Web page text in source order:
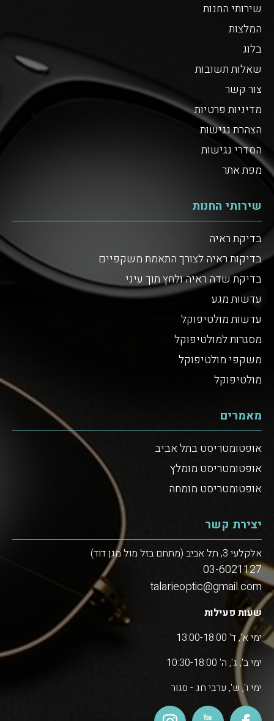
שירותי החנות
המלצות
בלוג
שאלות תשובות
צור קשר
מדיניות פרטיות
הצהרת נגישות
הסדרי נגישות
מפת אתר
שירותי החנות
בדיקת ראיה
בדיקות ראיה לצורך התאמת משקפיים
בדיקת שדה ראיה ולחץ תוך עיני
עדשות מגע
עדשות מולטיפוקל
מסגרות למולטיפוקל
משקפי מולטיפוקל
מולטיפוקל
מאמרים
אופטומטריסט בתל אביב
אופטומטריסט מומלץ
אופטומטריסט מומחה
יצירת קשר
אלקלעי 3, תל אביב (מתחם בזל מול מגן דוד)
03-6021127
talarieoptic@gmail.com
שעות פעילות
ימי א', ד' 13:00-18:00
ימי ב', ג', ה' 10:30-18:00
ימי ו', ש', ערבי חג - סגור